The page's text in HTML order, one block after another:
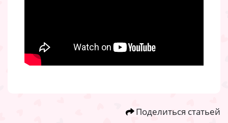
Поделиться статьей